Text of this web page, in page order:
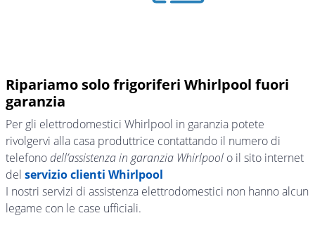
Ripariamo solo frigoriferi Whirlpool fuori
garanzia
Per gli elettrodomestici Whirlpool in garanzia potete
rivolgervi alla casa produttrice contattando il numero di
telefonodell’assistenza in garanzia Whirlpool o il sito internet
del servizio clienti Whirlpool
I nostri servizi di assistenza elettrodomestici non hanno alcun
legame con le case ufficiali.